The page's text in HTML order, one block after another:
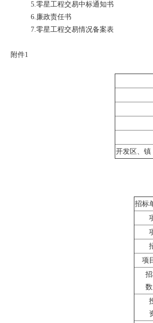
5.零星工程交易中标通知书
6.廉政责任书
7.零星工程交易情况备案表
附件1
开发区、镇
招标
项
招